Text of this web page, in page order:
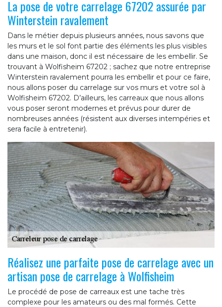
La pose de votre carrelage 67202 assurée par
Winterstein ravalement
Dans le métier depuis plusieurs années, nous savons que
les murs et le sol font partie des éléments les plus visibles
dans une maison, donc il est nécessaire de les embellir. Se
trouvant à Wolfisheim 67202 ; sachez que notre entreprise
Winterstein ravalement pourra les embellir et pour ce faire,
nous allons poser du carrelage sur vos murs et votre sol à
Wolfisheim 67202. D’ailleurs, les carreaux que nous allons
vous poser seront modernes et prévus pour durer de
nombreuses années (résistent aux diverses intempéries et
sera facile à entretenir).
Réalisez une parfaite pose de carrelage avec un
artisan pose de carrelage à Wolfisheim
Le procédé de pose de carreaux est une tache très
complexe pour les amateurs ou des mal formés. Cette